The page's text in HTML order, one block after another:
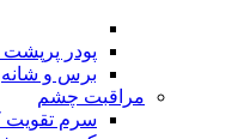
پودر پرپشت
برس و شانه
مراقبت چشم
سرم تقویت